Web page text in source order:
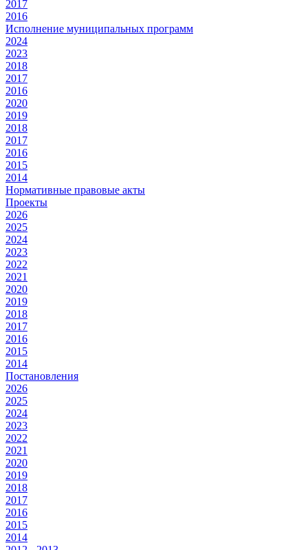
2017
2016
Исполнение муниципальных программ
2024
2023
2018
2017
2016
2020
2019
2018
2017
2016
2015
2014
Нормативные правовые акты
Проекты
2026
2025
2024
2023
2022
2021
2020
2019
2018
2017
2016
2015
2014
Постановления
2026
2025
2024
2023
2022
2021
2020
2019
2018
2017
2016
2015
2014